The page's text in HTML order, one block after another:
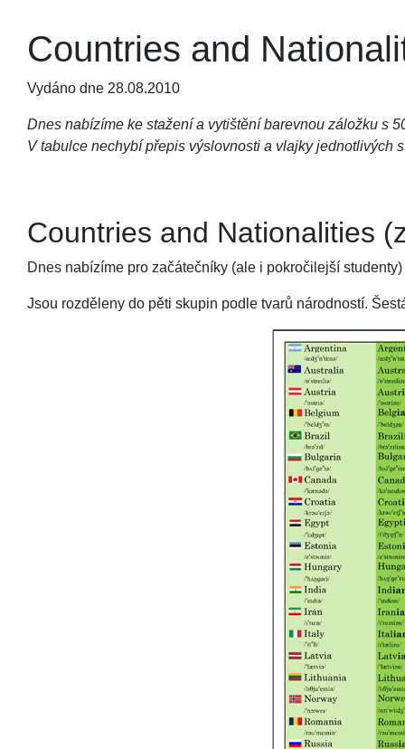
Countries and
Vydáno dne 28.08.2010
Dnes nabízíme ke stažení a vytištění barevnou záložku s
V tabulce nechybí přepis výslovnosti a vlajky jednotlivých
Countries and Nationalities
Dnes nabízíme pro začátečníky (ale i pokročilejší
Jsou rozděleny do pěti skupin podle tvarů národností.